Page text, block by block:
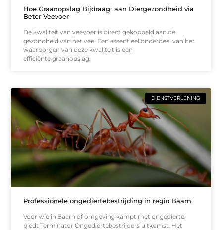
Hoe Graanopslag Bijdraagt aan Diergezondheid via
Beter Veevoer
De kwaliteit van veevoer is direct gekoppeld aan de
gezondheid van het vee. Een essentieel onderdeel van het
waarborgen van deze kwaliteit is een
efficiënte graanopslag.
DIENSTVERLENING
Professionele ongediertebestrijding in regio Baarn
Voor wie in Baarn of omgeving kampt met ongedierte,
biedt Terminator Ongediertebestrijders uitkomst. Het